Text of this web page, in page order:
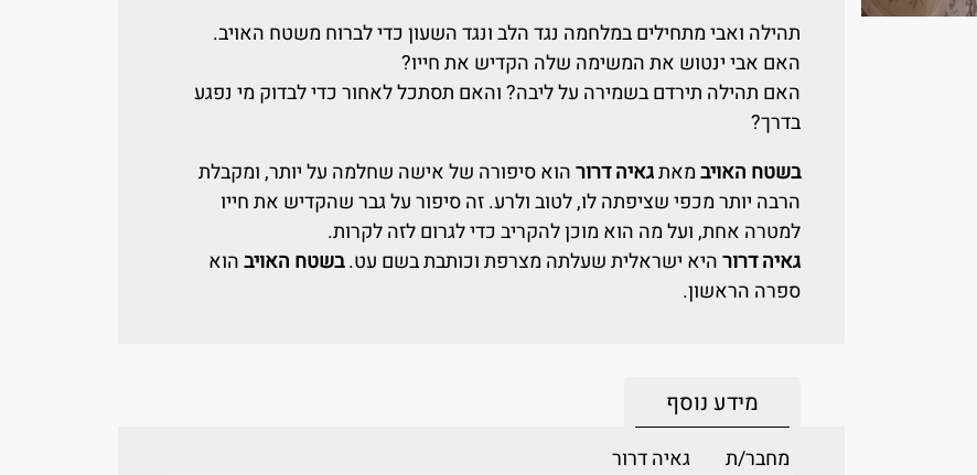
תהילה ואבי מתחילים במלחמה נגד הלב ונגד השעון כדי לברוח משטח האויב.
האם אבי ינטוש את המשימה שלה הקדיש את חייו?
האם תהילה תירדם בשמירה על ליבה? והאם תסתכל לאחור כדי לבדוק מי נפגע
בדרך?
בשטח האויבמאתגאיה דרורהוא סיפורה של אישה שחלמה על יותר, ומקבלת
הרבה יותר מכפי שציפתה לו, לטוב ולרע. זה סיפור על גבר שהקדיש את חייו
למטרה אחת, ועל מה הוא מוכן להקריב כדי לגרום לזה לקרות.
גאיה דרורהיא ישראלית שעלתה מצרפת וכותבת בשם עט.בשטח האויבהוא
ספרה הראשון.
מידע נוסף
מחבר/ת
גאיה דרור